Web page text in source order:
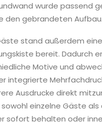
wurde passend
den gebrandeten Aufbau.
stand außerdem eine
bereit. Dadurch
Motive und
integrierte
Ausdrucke direkt
einzelne Gäste als
sofort behalten oder